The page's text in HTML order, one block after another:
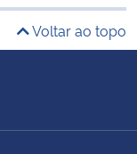
Voltar ao topo